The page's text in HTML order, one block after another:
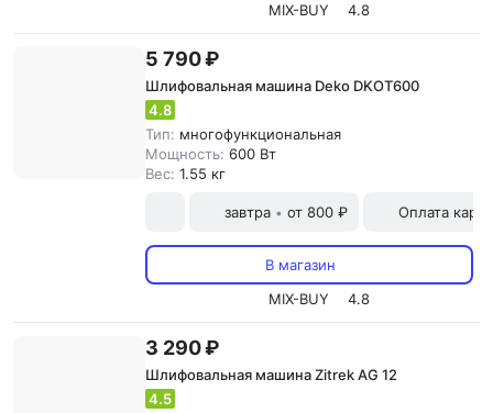
MIX-BUY
4.8
5 790 ₽
Шлифовальная машина Deko DKOT600
4.8
Тип: многофункциональная
Мощность: 600 Вт
Вес: 1.55 кг
завтра • от 800 ₽ Оплата
В магазин
MIX-BUY
4.8
3 290 ₽
Шлифовальная машина Zitrek AG 12
4.5